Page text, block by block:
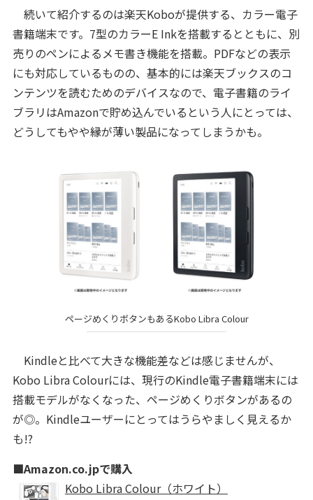
続いて紹介するのは楽天Koboが提供する、カラー電子
書籍端末です。7型のカラーE Inkを搭載するとともに、別
売りのペンによるメモ書き機能を搭載。PDFなどの表示
にも対応しているものの、基本的には楽天ブックスのコ
ンテンツを読むためのデバイスなので、電子書籍のライ
ブラリはAmazonで貯め込んでいるという人にとっては、
どうしてもやや縁が薄い製品になってしまうかも。
ページめくりボタンもあるKobo Libra Colour
Kindleと比べて大きな機能差などは感じませんが、
Kobo Libra Colourには、現行のKindle電子書籍端末には
搭載モデルがなくなった、ページめくりボタンがあるの
が◎。Kindleユーザーにとってはうらやましく見えるか
も!?
■Amazon.co.jpで購入
Kobo Libra Colour（ホワイト）